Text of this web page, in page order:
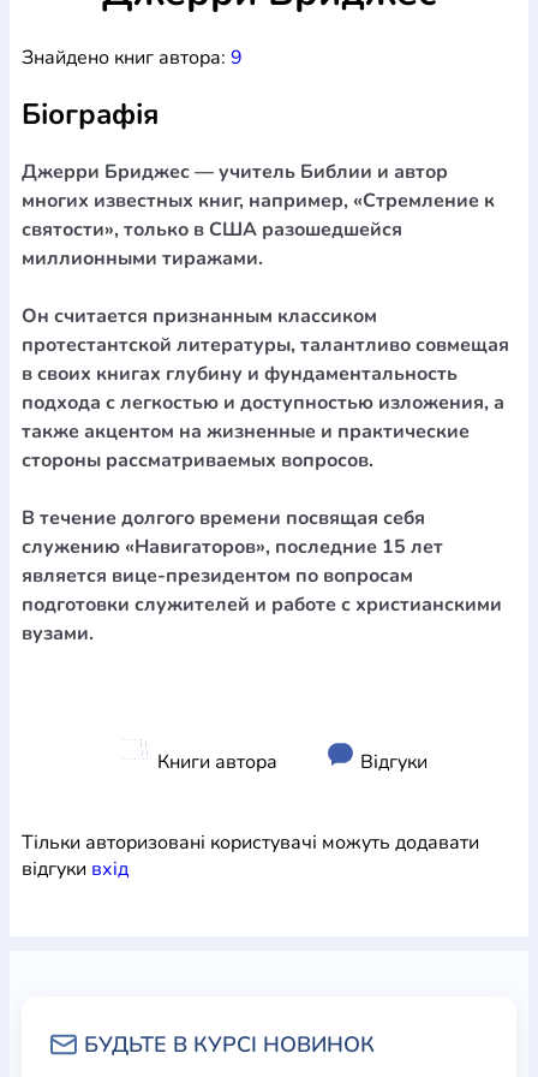
Богослов`яШлюб і сім`я Юдаїзм
ПеріодикаАудіо Ручки кулькові
БлокнотиЩоденники / щотижневики
Навчальні мапиШкіряні вироби Магніти Металеві
виробиМіні-лампиНаклейки Настільні ігриПакети
подарункові Плакати Пластмасові виробиХустки
Подарункові карткиРозвиваючі ігри
Фотокартини
Календарі
Листівки Сувенирна продукціяГодинники
Книга в комплекті
За додатковою інформацією дзвоніть за номером:+38
(097) 880-6379
Ми у Facebook
Знайдено книг автора: 9
Біографія
Джерри Бриджес — учитель Библии и автор
многих известных книг, например, «Стремление к
святости», только в США разошедшейся
миллионными тиражами.
Он считается признанным классиком
протестантской литературы, талантливо совмещая
в своих книгах глубину и фундаментальность
подхода с легкостью и доступностью изложения, а
также акцентом на жизненные и практические
стороны рассматриваемых вопросов.
В течение долгого времени посвящая себя
служению «Навигаторов», последние 15 лет
является вице-президентом по вопросам
подготовки служителей и работе с христианскими
вузами.
Книги автора Відгуки
Тільки авторизовані користувачі можуть додавати
відгуки вхiд